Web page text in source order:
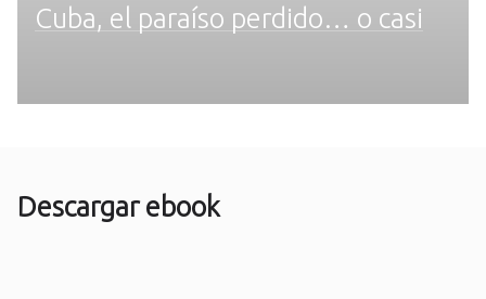
Cuba, el paraíso perdido… o casi
Descargar ebook